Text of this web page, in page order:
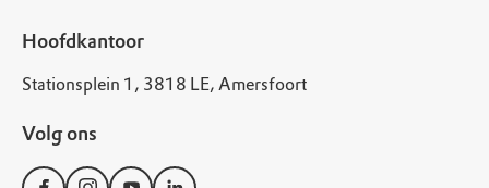
Hoofdkantoor
Stationsplein 1, 3818 LE, Amersfoort
Volg ons